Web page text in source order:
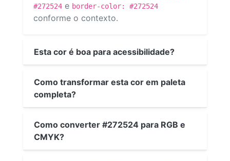
#272524 e border-color: #272524
conforme o contexto.
Esta cor é boa para acessibilidade?
Como transformar esta cor em paleta
completa?
Como converter #272524 para RGB e
CMYK?